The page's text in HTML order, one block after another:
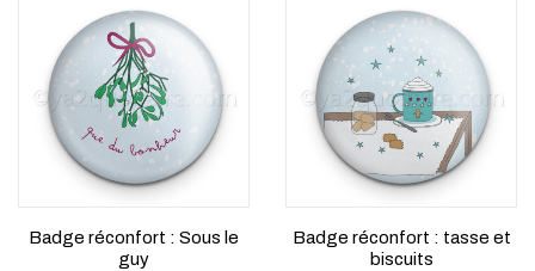
Badge réconfort : Sous le
guy
Badge réconfort : tasse et
biscuits